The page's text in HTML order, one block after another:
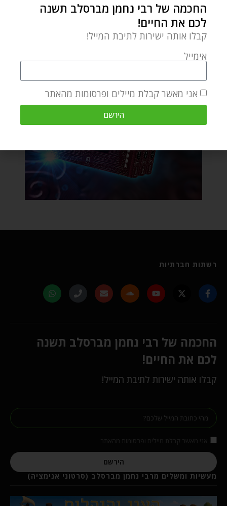
רשתות חברתיות
החכמה של רבי נחמן מברסלב תשנה
לכם את החיים!
קבלו אותה ישירות לתיבת המייל!
הירשם
מעשיות ומשלים מרבי נחמן מברסלב (סרטוני אנימציה)
החכמה של רבי נחמן מברסלב תשנה
לכם את החיים!
קבלו אותה ישירות לתיבת המייל!
אימייל
אני מאשר קבלת מיילים ופרסומות מהאתר
הירשם